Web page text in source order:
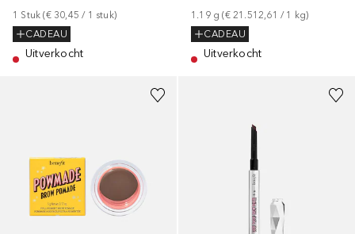
1 Stuk (€ 30,45 / 1 stuk)
CADEAU
Uitverkocht
1.19 g (€ 21.512,61 / 1 kg)
CADEAU
Uitverkocht